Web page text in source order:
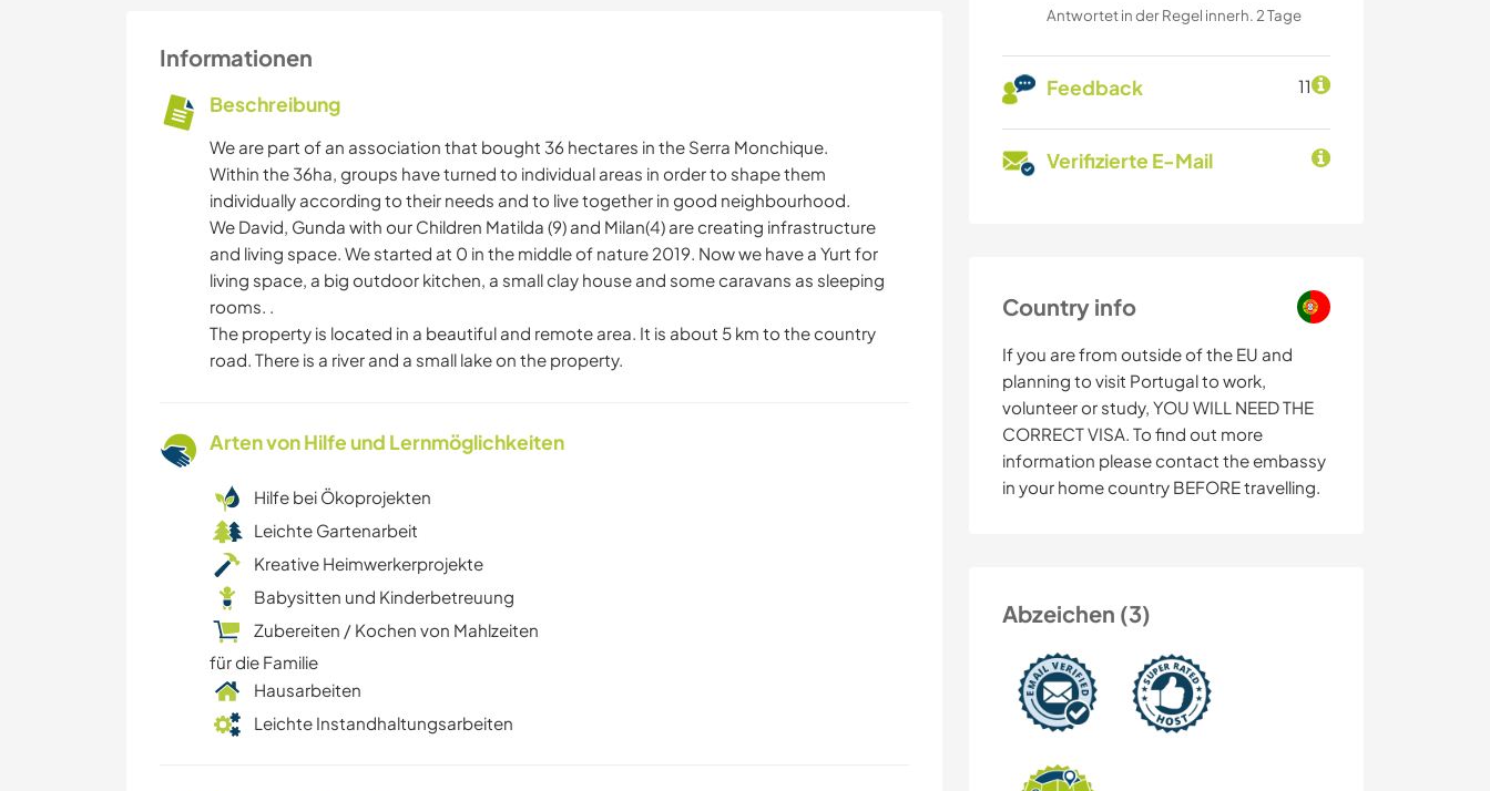
Antwortet in der Regel innerh. 2 Tage
Feedback 11
Verifizierte E-Mail
Country info
If you are from outside of the EU and
planning to visit Portugal to work,
volunteer or study, YOU WILL NEED THE
CORRECT VISA. To find out more
information please contact the embassy
in your home country BEFORE travelling.
Abzeichen (3)
Informationen
Beschreibung
We are part of an association that bought 36 hectares in the Serra Monchique.
Within the 36ha, groups have turned to individual areas in order to shape them
individually according to their needs and to live together in good neighbourhood.
We David, Gunda with our Children Matilda (9) and Milan(4) are creating infrastructure
and living space. We started at 0 in the middle of nature 2019. Now we have a Yurt for
living space, a big outdoor kitchen, a small clay house and some caravans as sleeping
rooms. .
The property is located in a beautiful and remote area. It is about 5 km to the country
road. There is a river and a small lake on the property.
Arten von Hilfe und Lernmöglichkeiten
Hilfe bei Ökoprojekten
Leichte Gartenarbeit
Kreative Heimwerkerprojekte
Babysitten und Kinderbetreuung
Zubereiten / Kochen von Mahlzeiten
für die Familie
Hausarbeiten
Leichte Instandhaltungsarbeiten